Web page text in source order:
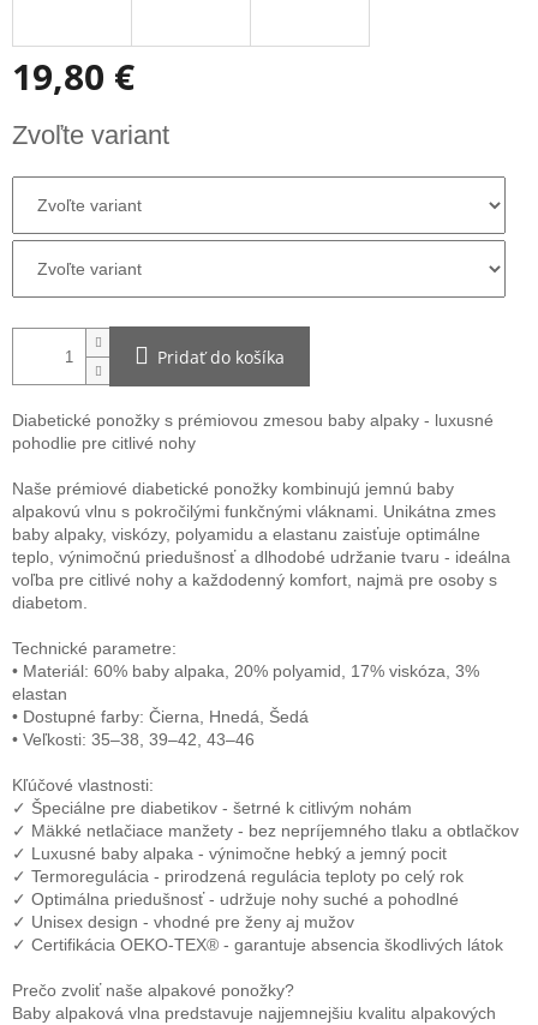
19,80 €
cena:
Zvoľte variant
Pridať do košíka
Diabetické ponožky s prémiovou zmesou baby alpaky - luxusné
pohodlie pre citlivé nohy
Naše prémiové diabetické ponožky kombinujú jemnú baby
alpakovú vlnu s pokročilými funkčnými vláknami. Unikátna zmes
baby alpaky, viskózy, polyamidu a elastanu zaisťuje optimálne
teplo, výnimočnú priedušnosť a dlhodobé udržanie tvaru - ideálna
voľba pre citlivé nohy a každodenný komfort, najmä pre osoby s
diabetom.
Technické parametre:
• Materiál: 60% baby alpaka, 20% polyamid, 17% viskóza, 3%
elastan
• Dostupné farby: Čierna, Hnedá, Šedá
• Veľkosti: 35–38, 39–42, 43–46
Kľúčové vlastnosti:
✓ Špeciálne pre diabetikov - šetrné k citlivým nohám
✓ Mäkké netlačiace manžety - bez nepríjemného tlaku a obtlačkov
✓ Luxusné baby alpaka - výnimočne hebký a jemný pocit
✓ Termoregulácia - prirodzená regulácia teploty po celý rok
✓ Optimálna priedušnosť - udržuje nohy suché a pohodlné
✓ Unisex design - vhodné pre ženy aj mužov
✓ Certifikácia OEKO-TEX® - garantuje absencia škodlivých látok
Prečo zvoliť naše alpakové ponožky?
Baby alpaková vlna predstavuje najjemnejšiu kvalitu alpakových